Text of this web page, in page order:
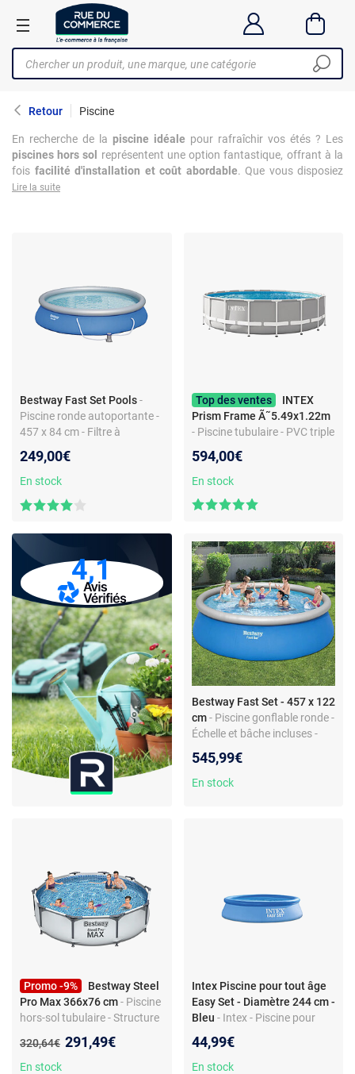
Retour Piscine
En recherche de la piscine idéale pour rafraîchir vos étés ? Les
piscines hors sol
représentent une option fantastique, offrant à la
fois facilité d'installation et coût abordable. Que vous disposiez
d'un petit espace ou que vous souhaitiez simplement éviter les
notre sélection variée pour transformer votre extérieur en un
véritable oasis de fraîcheur.
Lire la suite
Bestway Fast Set Pools-
Piscine ronde autoportante -
457 x 84 cm - Filtre à
Montage rapide
249,00€
En stock
Top des ventes
INTEX
Prism Frame Ã˜5.49x1.22m
- Piscine tubulaire - PVC triple
inclus - Volume 24,3 mÂ³
594,00€
En stock
4,1
Bestway Fast Set - 457 x 122
cm - Piscine gonflable ronde -
Échelle et bâche incluses -
13 807 L
545,99€
En stock
Promo -9%
Bestway Steel
Pro Max 366x76 cm- Piscine
hors-sol tubulaire - Structure
Duraplus résistant -
Épurateur à cartouche 1 249
Ancien prix :
320,64€ Nouveau prix :
291,49€
En stock
Intex Piscine pour tout âge
Easy Set - Diamètre 244 cm -
Bleu - Intex - Piscine pour
244 cm - Bleu - Design
44,99€
En stock